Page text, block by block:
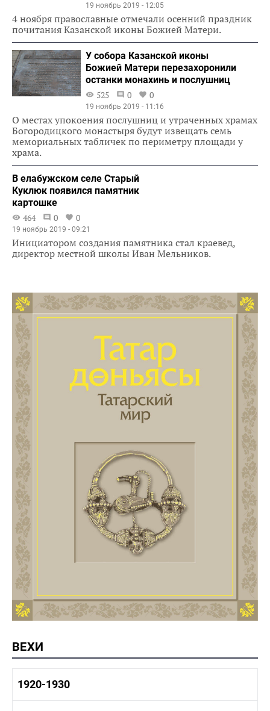
19 ноябрь 2019 - 12:05
4 ноября православные отмечали осенний праздник
почитания Казанской иконы Божией Матери.
У собора Казанской иконы
Божией Матери перезахоронили
останки монахинь и послушниц
525
0 0
19 ноябрь 2019 - 11:16
О местах упокоения послушниц и утраченных храмах
Богородицкого монастыря будут извещать семь
мемориальных табличек по периметру площади у
храма.
В елабужском селе Старый
Куклюк появился памятник
картошке
464
0 0
19 ноябрь 2019 - 09:21
Инициатором создания памятника стал краевед,
директор местной школы Иван Мельников.
ВЕХИ
1920-1930